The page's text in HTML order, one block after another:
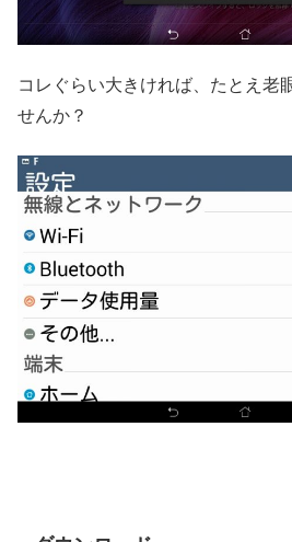
コレぐらい大きければ、たとえ老
せんか？